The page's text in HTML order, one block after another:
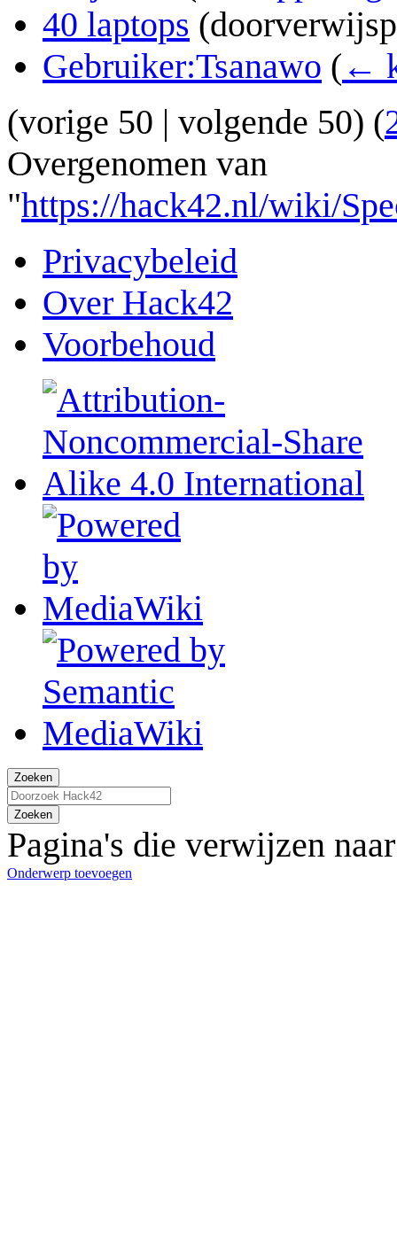
40 laptops
Gebruiker:Tsanawo ( ←
(vorige 50 | volgende 50) (
Overgenomen van
"https://hack42.nl/wiki/
Privacybeleid
Over Hack42
Voorbehoud
Zoeken
Zoeken
Pagina's die verwijzen
Onderwerp toevoegen